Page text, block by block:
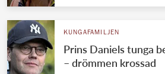
KUNGAFAMILJEN
Prins Daniels tunga
– drömmen krossad